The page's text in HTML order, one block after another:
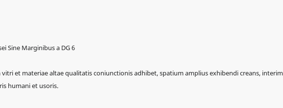
et materiae altae qualitatis coniunctionis adhibet, spatium amplius exhibendi creans, interim
humani et usoris.